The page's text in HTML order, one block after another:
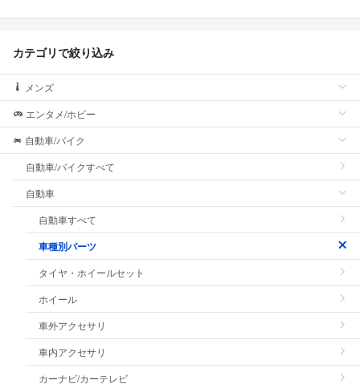
カテゴリで絞り込み
メンズ
エンタメ/ホビー
自動車/バイク
自動車/バイクすべて
自動車
自動車すべて
車種別パーツ
タイヤ・ホイールセット
ホイール
車外アクセサリ
車内アクセサリ
カーナビ/カーテレビ